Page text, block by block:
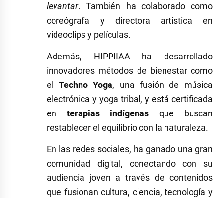
levantar. También ha colaborado como
coreógrafa y directora artística en
videoclips y películas.
Además, HIPPIIAA ha desarrollado
innovadores métodos de bienestar como
el Techno Yoga, una fusión de música
electrónica y yoga tribal, y está certificada
en terapias indígenas que buscan
restablecer el equilibrio con la naturaleza.
En las redes sociales, ha ganado una gran
comunidad digital, conectando con su
audiencia joven a través de contenidos
que fusionan cultura, ciencia, tecnología y